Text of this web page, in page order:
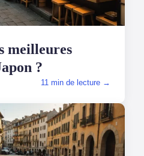
meilleures
?
11 min de lecture →